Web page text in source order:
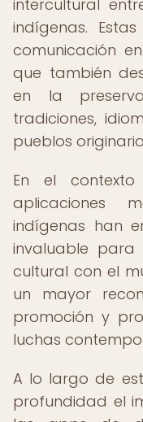
intercultural
indígenas.
comunicación
que también
en la
tradiciones,
pueblos
En el
aplicaciones
indígenas han
invaluable para
cultural con el
un mayor
promoción y
luchas
A lo largo de
profundidad el